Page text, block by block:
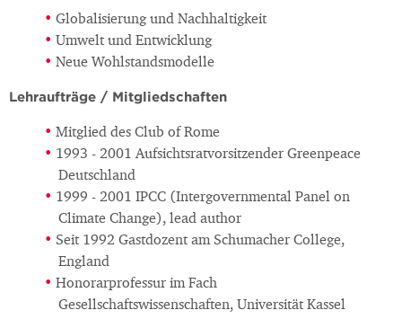
Globalisierung und Nachhaltigkeit
Umwelt und Entwicklung
Neue Wohlstandsmodelle
Lehraufträge / Mitgliedschaften
Mitglied des Club of Rome
1993 - 2001 Aufsichtsratvorsitzender Greenpeace
Deutschland
1999 - 2001 IPCC (Intergovernmental Panel on
Climate Change), lead author
Seit 1992 Gastdozent am Schumacher College,
England
Honorarprofessur im Fach
Gesellschaftswissenschaften, Universität Kassel